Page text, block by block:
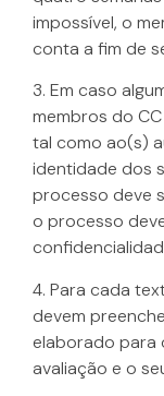
impossível, o
conta a fim de
3. Em caso
membros do
tal como ao(s)
identidade dos
processo deve
o processo
4. Para cada
devem
elaborado para
avaliação e o